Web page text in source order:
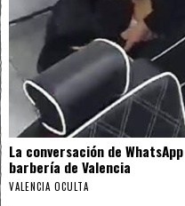
La conversación de
barbería de Valencia
VALENCIA OCULTA